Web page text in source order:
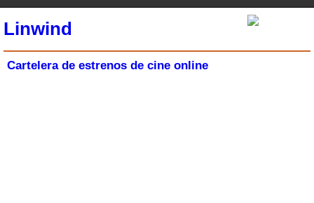
Linwind
Cartelera de estrenos de cine online